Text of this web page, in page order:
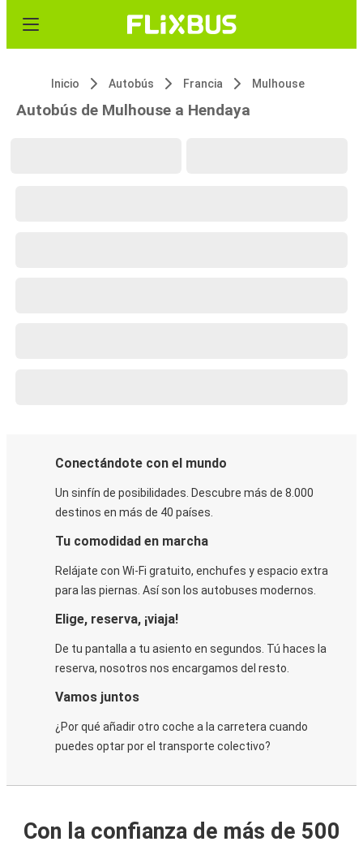
Inicio Autobús Francia Mulhouse
Autobús de Mulhouse a Hendaya
Conectándote con el mundo
Un sinfín de posibilidades. Descubre más de 8.000
destinos en más de 40 países.
Tu comodidad en marcha
Relájate con Wi-Fi gratuito, enchufes y espacio extra
para las piernas. Así son los autobuses modernos.
Elige, reserva, ¡viaja!
De tu pantalla a tu asiento en segundos. Tú haces la
reserva, nosotros nos encargamos del resto.
Vamos juntos
¿Por qué añadir otro coche a la carretera cuando
puedes optar por el transporte colectivo?
Con la confianza de más de 500